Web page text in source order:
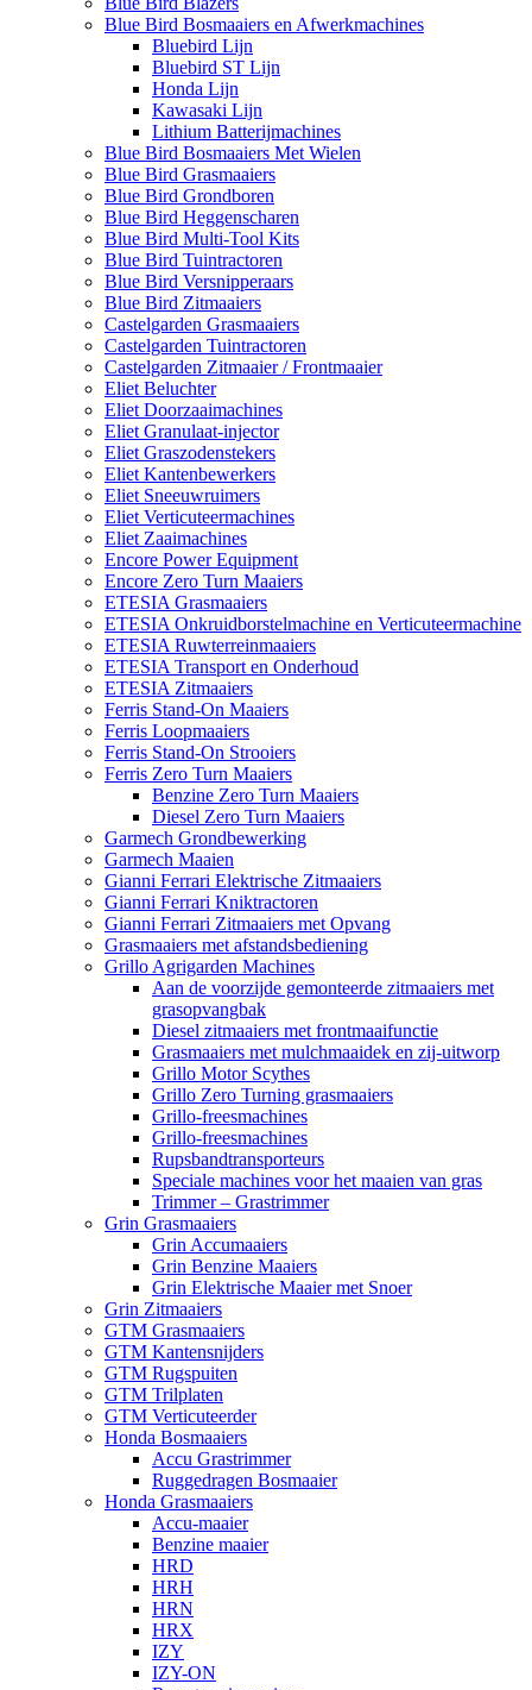
Blue Bird Bosmaaiers en Afwerkmachines
Bluebird Lijn
Bluebird ST Lijn
Honda Lijn
Kawasaki Lijn
Lithium Batterijmachines
Blue Bird Bosmaaiers Met Wielen
Blue Bird Grasmaaiers
Blue Bird Grondboren
Blue Bird Heggenscharen
Blue Bird Multi-Tool Kits
Blue Bird Tuintractoren
Blue Bird Versnipperaars
Blue Bird Zitmaaiers
Castelgarden Grasmaaiers
Castelgarden Tuintractoren
Castelgarden Zitmaaier / Frontmaaier
Eliet Beluchter
Eliet Doorzaaimachines
Eliet Granulaat-injector
Eliet Graszodenstekers
Eliet Kantenbewerkers
Eliet Sneeuwruimers
Eliet Verticuteermachines
Eliet Zaaimachines
Encore Power Equipment
Encore Zero Turn Maaiers
ETESIA Grasmaaiers
ETESIA Onkruidborstelmachine en Verticuteermachine
ETESIA Ruwterreinmaaiers
ETESIA Transport en Onderhoud
ETESIA Zitmaaiers
Ferris Stand-On Maaiers
Ferris Loopmaaiers
Ferris Stand-On Strooiers
Ferris Zero Turn Maaiers
Benzine Zero Turn Maaiers
Diesel Zero Turn Maaiers
Garmech Grondbewerking
Garmech Maaien
Gianni Ferrari Elektrische Zitmaaiers
Gianni Ferrari Kniktractoren
Gianni Ferrari Zitmaaiers met Opvang
Grasmaaiers met afstandsbediening
Grillo Agrigarden Machines
Aan de voorzijde gemonteerde zitmaaiers met
grasopvangbak
Diesel zitmaaiers met frontmaaifunctie
Grasmaaiers met mulchmaaidek en zij-uitworp
Grillo Motor Scythes
Grillo Zero Turning grasmaaiers
Grillo-freesmachines
Grillo-freesmachines
Rupsbandtransporteurs
Speciale machines voor het maaien van gras
Trimmer – Grastrimmer
Grin Grasmaaiers
Grin Accumaaiers
Grin Benzine Maaiers
Grin Elektrische Maaier met Snoer
Grin Zitmaaiers
GTM Grasmaaiers
GTM Kantensnijders
GTM Rugspuiten
GTM Trilplaten
GTM Verticuteerder
Honda Bosmaaiers
Accu Grastrimmer
Ruggedragen Bosmaaier
Honda Grasmaaiers
Accu-maaier
Benzine maaier
HRD
HRH
HRN
HRX
IZY
IZY-ON